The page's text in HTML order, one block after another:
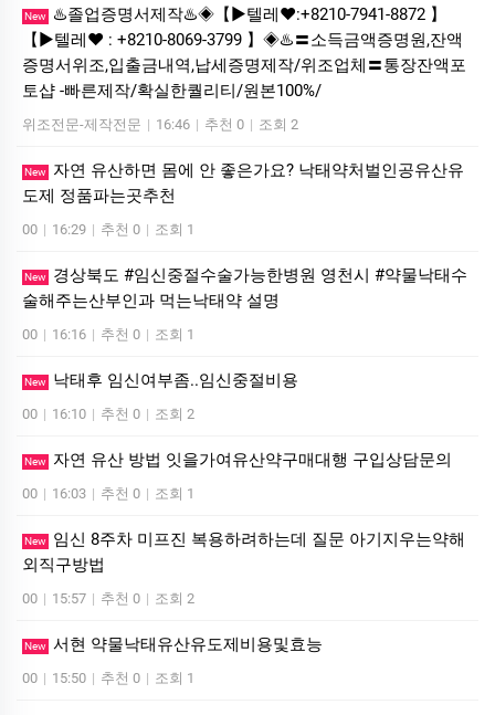
New
♨️졸업증명서제작♨️◈【▶텔레♥:+8210-7941-8872 】
【▶텔레♥ : +8210-8069-3799 】◈♨️〓소득금액증명원,잔액
증명서위조,입출금내역,납세증명제작/위조업체〓통장잔액포
토샵 -빠른제작/확실한퀄리티/원본100%/
위조전문-제작전문 | 16:46 | 추천 0 | 조회 2
New
자연 유산하면 몸에 안 좋은가요? 낙태약처벌인공유산유
도제 정품파는곳추천
00 | 16:29 | 추천 0 | 조회 1
New
경상북도 #임신중절수술가능한병원 영천시 #약물낙태수
술해주는산부인과 먹는낙­태약 설명
00 | 16:16 | 추천 0 | 조회 1
New 낙태후 임신여부좀..임신중절비용
00 | 16:10 | 추천 0 | 조회 2
New 자연 유산 방법 잇을가여유산약구매대행 구입상담문의
00 | 16:03 | 추천 0 | 조회 1
New
임신 8주차 미프진 복용하려하는데 질문 아기지우는약해
외직구방법
00 | 15:57 | 추천 0 | 조회 2
New 서현 약물낙태유산유도제비용및효능
00 | 15:50 | 추천 0 | 조회 1